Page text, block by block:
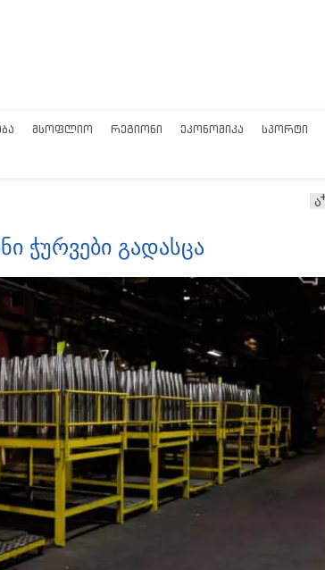
ᲛᲡᲝᲤᲚᲘᲝ ᲠᲔᲒᲘᲝᲜᲘ ᲔᲙᲝᲜᲝᲛᲘᲙᲐ ᲡᲞᲝᲠᲢᲘ
ა
ჭურვები გადასცა